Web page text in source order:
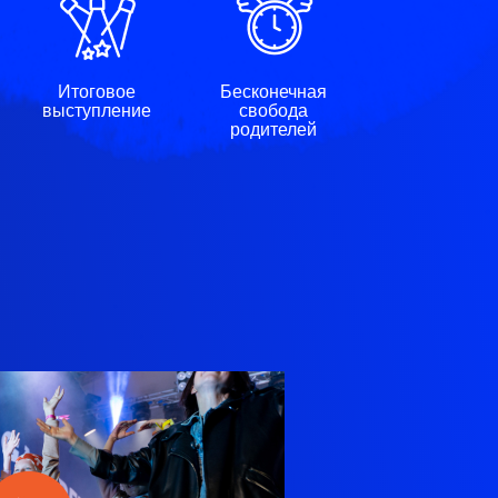
Бесконечная
свобода
родителей
Итоговое
выступление